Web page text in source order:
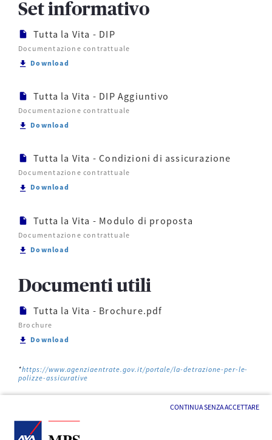
CONTINUA SENZA ACCETTARE
Set informativo
Tutta la Vita - DIP
Documentazione contrattuale
Download
Tutta la Vita - DIP Aggiuntivo
Documentazione contrattuale
Download
Tutta la Vita - Condizioni di assicurazione
Documentazione contrattuale
Download
Tutta la Vita - Modulo di proposta
Documentazione contrattuale
Download
Documenti utili
Tutta la Vita - Brochure.pdf
Brochure
Download
*https://www.agenziaentrate.gov.it/portale/la-detrazione-per-le-
polizze-assicurative